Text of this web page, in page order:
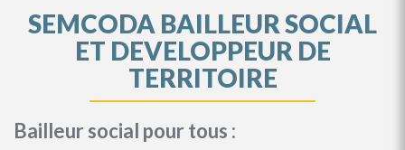
SEMCODA BAILLEUR SOCIAL
ET DEVELOPPEUR DE
TERRITOIRE
Bailleur social pour tous :